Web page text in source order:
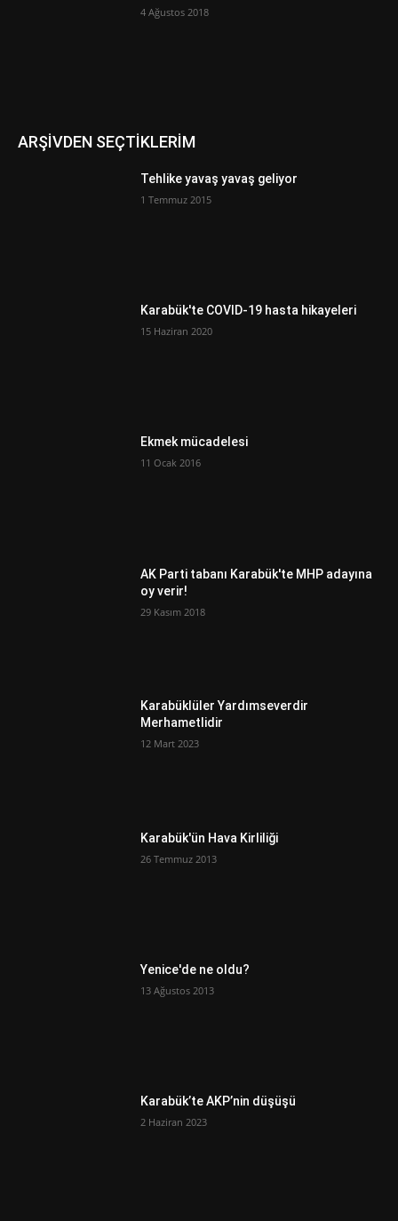
4 Ağustos 2018
ARŞİVDEN SEÇTİKLERİM
Tehlike yavaş yavaş geliyor
1 Temmuz 2015
Karabük'te COVID-19 hasta hikayeleri
15 Haziran 2020
Ekmek mücadelesi
11 Ocak 2016
AK Parti tabanı Karabük'te MHP adayına
oy verir!
29 Kasım 2018
Karabüklüler Yardımseverdir
Merhametlidir
12 Mart 2023
Karabük'ün Hava Kirliliği
26 Temmuz 2013
Yenice'de ne oldu?
13 Ağustos 2013
Karabük’te AKP’nin düşüşü
2 Haziran 2023